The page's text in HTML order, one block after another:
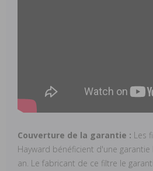
Couverture de la garantie : Les
Hayward bénéficient d'une
an. Le fabricant de ce filtre le